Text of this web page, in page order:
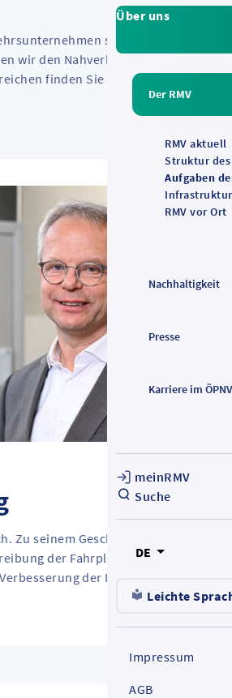
Über uns
Der RMV
RMV aktuell
Struktur des
Aufgaben
Infrastruktur
RMV vor Ort
Nachhaltigkeit
Presse
Karriere im
meinRMV
Suche
DE
Leichte
Impressum
AGB
sind hier im
wir den Nahverkehr, bestellen
finden Sie auf den folgenden
Zu seinem Geschäftsbereich
der Fahrpläne für Bus und
der Infrastruktur.